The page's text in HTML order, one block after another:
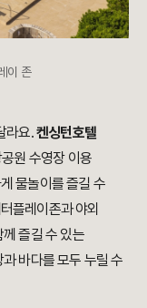
이 존
라요.켄싱턴호텔
원 수영장 이용
물놀이를 즐길 수
플레이존과 야외
즐길 수 있는
바다를 모두 누릴 수